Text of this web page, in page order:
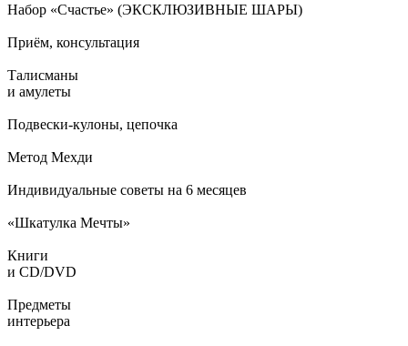
Набор «Счастье» (ЭКСКЛЮЗИВНЫЕ ШАРЫ)
Приём, консультация
Талисманы
и амулеты
Подвески-кулоны, цепочка
Метод Мехди
Индивидуальные советы на 6 месяцев
«Шкатулка Мечты»
Книги
и CD/DVD
Предметы
интерьера